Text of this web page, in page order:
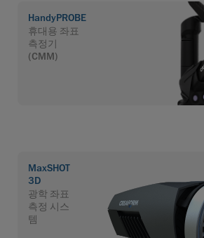
HandyPROBE
휴대용 좌표
측정기
(CMM)
MaxSHOT
3D
광학 좌표
측정 시스
템